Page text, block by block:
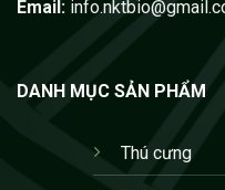
Email:
DANH MỤC SẢN PHẨM
Thú cưng